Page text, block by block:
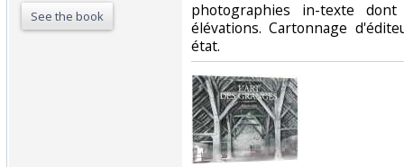
See the book
photographies in-texte
élévations. Cartonnage
état. ‎